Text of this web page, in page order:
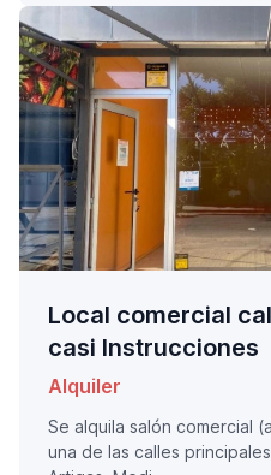
Local comercial
casi Instrucciones
Alquiler
Se alquila salón comercial
una de las calles